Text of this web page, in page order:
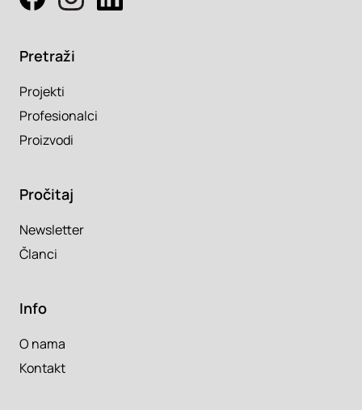
Pretraži
Projekti
Profesionalci
Proizvodi
Pročitaj
Newsletter
Članci
Info
O nama
Kontakt